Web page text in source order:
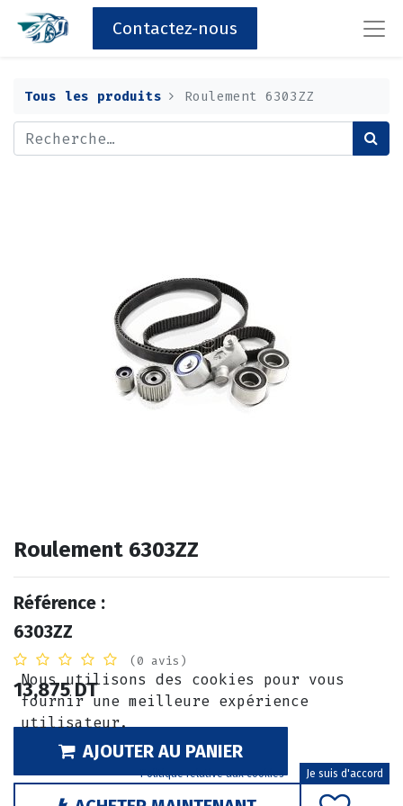
Contactez-nous
Tous les produits Roulement 6303ZZ
Roulement 6303ZZ
Référence :
6303ZZ
(0 avis)
13,875DT
AJOUTER AU PANIER
Nous utilisons des cookies pour vous
fournir une meilleure expérience
utilisateur.
Politique relative aux cookies Je suis d'accord